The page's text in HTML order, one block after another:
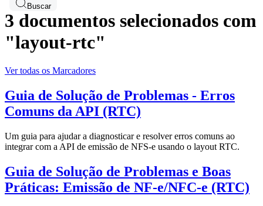
Buscar
3 documentos selecionados com
"layout-rtc"
Ver todas os Marcadores
Guia de Solução de Problemas - Erros
Comuns da API (RTC)
Um guia para ajudar a diagnosticar e resolver erros comuns ao
integrar com a API de emissão de NFS-e usando o layout RTC.
Guia de Solução de Problemas e Boas
Práticas: Emissão de NF-e/NFC-e (RTC)